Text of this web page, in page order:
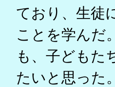
ており、生徒
ことを学んだ
も、子どもた
たいと思った